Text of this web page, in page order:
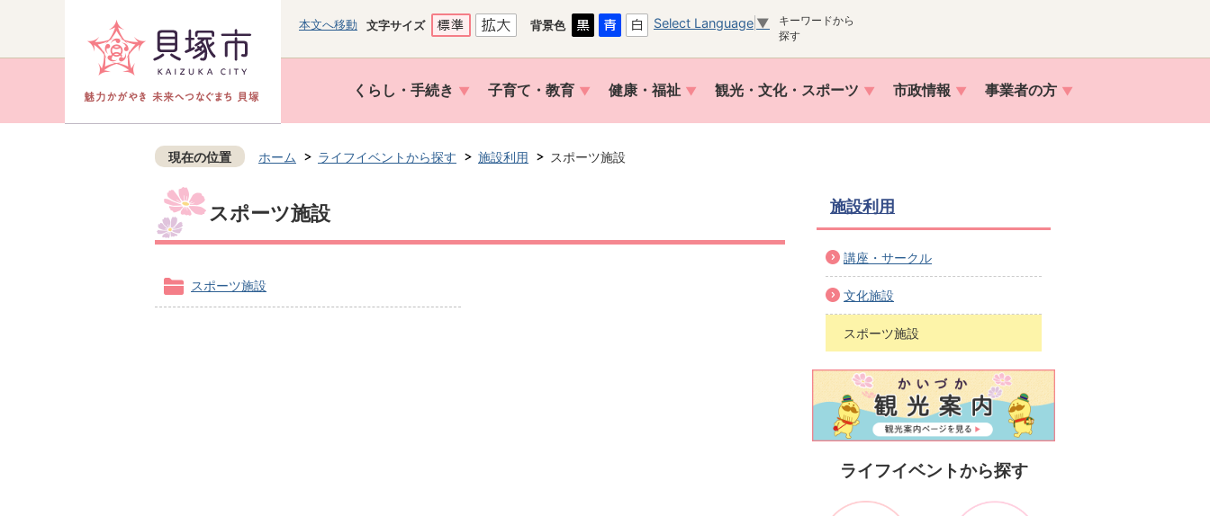
本文へ移動 文字サイズ 背景色 Select Language ▼
キーワードから
探す
くらし・手続き 子育て・教育 健康・福祉 観光・文化・スポーツ 市政情報 事業者の方
現在の位置 ホーム ライフイベントから探す 施設利用 スポーツ施設
スポーツ施設
スポーツ施設
施設利用
講座・サークル
文化施設
スポーツ施設
ライフイベントから探す